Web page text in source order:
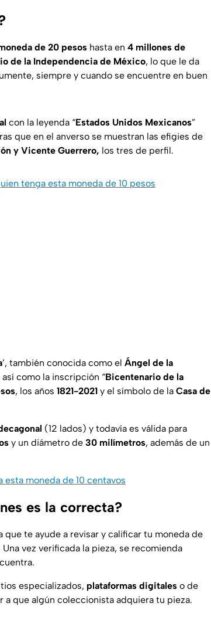
de 20 pesos hasta en 4 millones de
de la Independencia de México, lo que le da
siempre y cuando se encuentre en buen
con la leyenda “Estados Unidos Mexicanos”
que en el anverso se muestran las efigies de
y Vicente Guerrero, los tres de perfil.
tenga esta moneda de 10 pesos
’, también conocida como el Ángel de la
así como la inscripción “Bicentenario de la
, los años 1821-2021 y el símbolo de la Casa de
(12 lados) y todavía es válida para
y un diámetro de 30 milímetros, además de un
moneda de 10 centavos
es la correcta?
te ayude a revisar y calificar tu moneda de
vez verificada la pieza, se recomienda
especializados, plataformas digitales o de
a que algún coleccionista adquiera tu pieza.